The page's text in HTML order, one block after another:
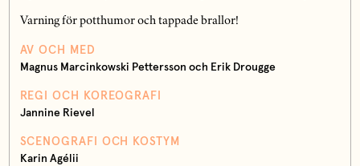
Varning för potthumor och tappade brallor!
AV OCH MED
Magnus Marcinkowski Pettersson och Erik Drougge
REGI OCH KOREOGRAFI
Jannine Rievel
SCENOGRAFI OCH KOSTYM
Karin Agélii